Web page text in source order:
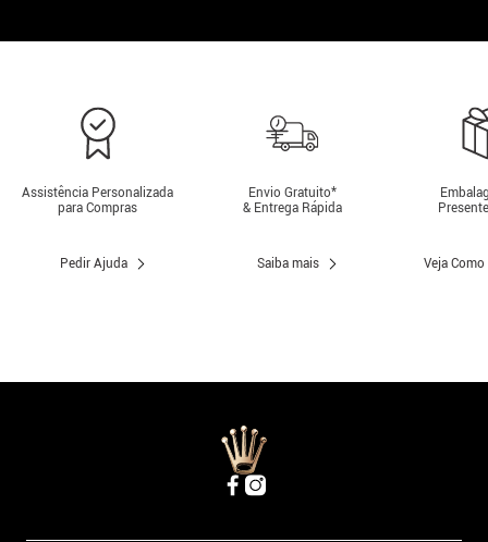
Assistência Personalizada
para Compras
Pedir Ajuda
Envio Gratuito*
& Entrega Rápida
Saiba mais Veja